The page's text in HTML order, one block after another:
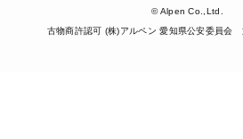
© Alpen Co.,Ltd.
古物商許認可 (株)アルペン 愛知県公安委員